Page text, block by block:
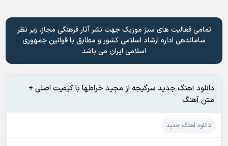
تمامی فعالیت های سبز موزیک جهت نشر آثار فرهنگی مجاز، زیر نظر
ساماندهی اداره ارشاد اسلامی کشور و مطابق با قوانین جمهوری
اسلامی ایران می باشد
دانلود آهنگ جدید سرگیجه از مجید خراطها با کیفیت اصلی +
متن آهنگ
دانلود آهنگ جدید